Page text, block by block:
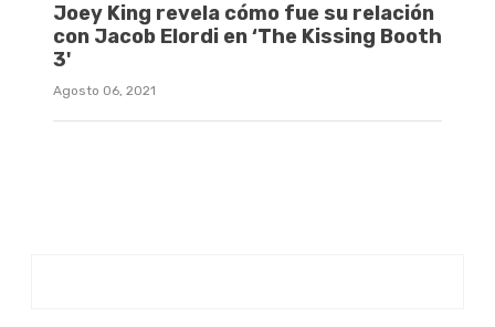
Joey King revela cómo fue su relación
con Jacob Elordi en ‘The Kissing Booth
3'
Agosto 06, 2021